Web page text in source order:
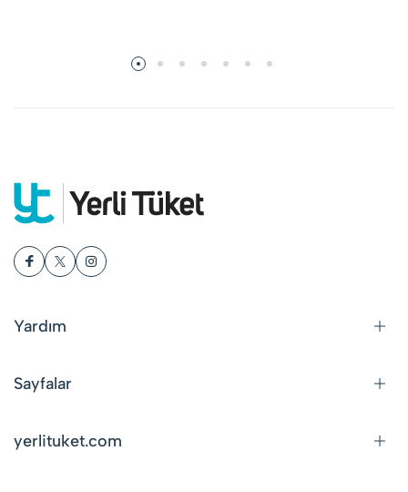
Yardım
Sayfalar
yerlituket.com